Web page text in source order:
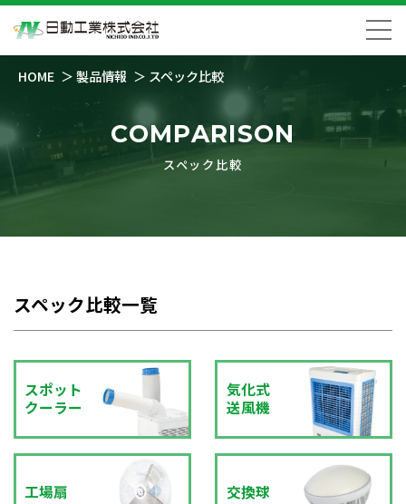
HOME 製品情報 スペック比較
COMPARISON
スペック比較
スペック比較一覧
スポット
クーラー
気化式
送風機
工場扇 交換球